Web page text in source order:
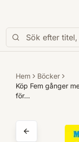
Hem
Böcker
Köp Fem gånger
för…